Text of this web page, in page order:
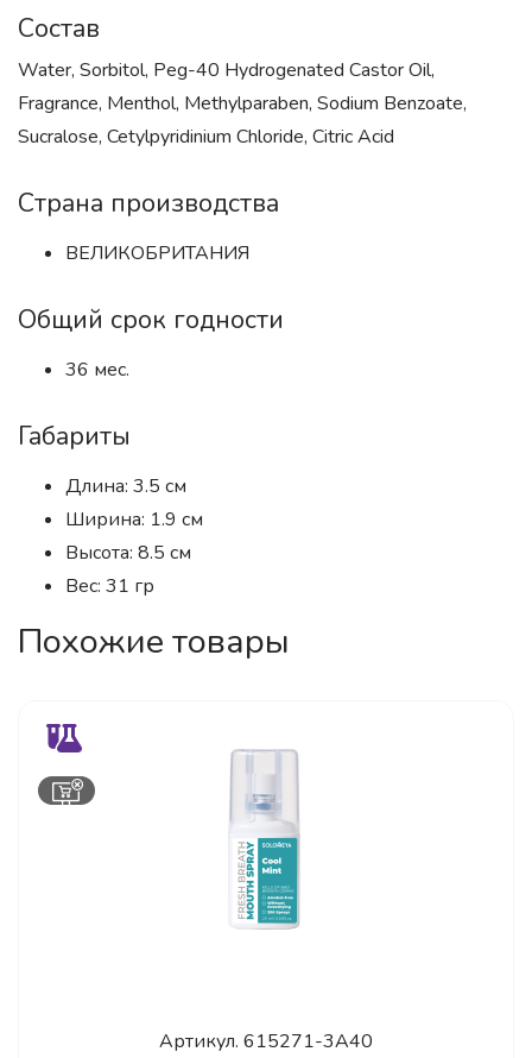
Состав
Water, Sorbitol, Peg-40 Hydrogenated Castor Oil,
Fragrance, Menthol, Methylparaben, Sodium Benzoate,
Sucralose, Cetylpyridinium Chloride, Citric Acid
Страна производства
ВЕЛИКОБРИТАНИЯ
Общий срок годности
36 мес.
Габариты
Длина: 3.5 см
Ширина: 1.9 см
Высота: 8.5 см
Вес: 31 гр
Похожие товары
Артикул. 615271-3A40